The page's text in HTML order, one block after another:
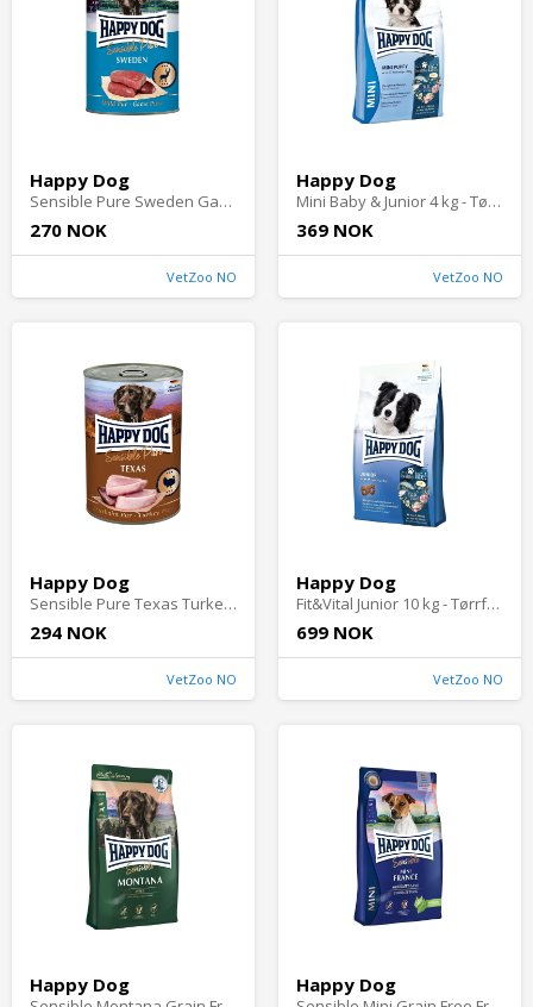
Happy Dog
Sensible Pure Sweden Game - Våtfôr til hund
270 NOK
VetZoo NO
Happy Dog
Mini Baby & Junior 4 kg - Tørrfôr til valp
369 NOK
VetZoo NO
Happy Dog
Sensible Pure Texas Turkey Våtfôr til Hund 400 g
294 NOK
VetZoo NO
Happy Dog
Fit&Vital Junior 10 kg - Tørrfôr til valp
699 NOK
VetZoo NO
Happy Dog Happy Dog